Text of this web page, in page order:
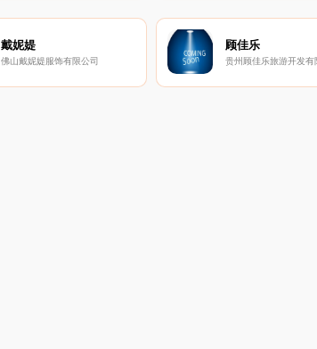
戴妮媞
佛山戴妮媞服饰有限公司
顾佳乐
贵州顾佳乐旅游开发有